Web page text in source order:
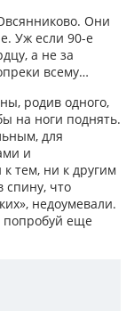
Они
Уж если 90-е
а не за
всему…
родив одного,
на ноги поднять.
для
и
тем, ни к другим
что
недоумевали.
попробуй еще